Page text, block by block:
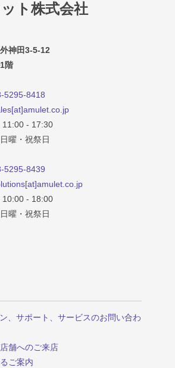
ト株式会社
神田3-5-12
階
5295-8418
11:00 - 17:30
曜・祝祭日
5295-8439
10:00 - 18:00
曜・祝祭日
、サポート、サービスのお問い合わ
舗へのご来店
ご案内